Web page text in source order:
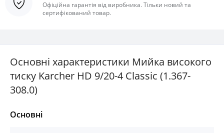
Офіційна гарантія від виробника. Тільки новий та
сертифікований товар.
Основні характеристики Мийка високого
тиску Karcher HD 9/20-4 Classic (1.367-
308.0)
Основні